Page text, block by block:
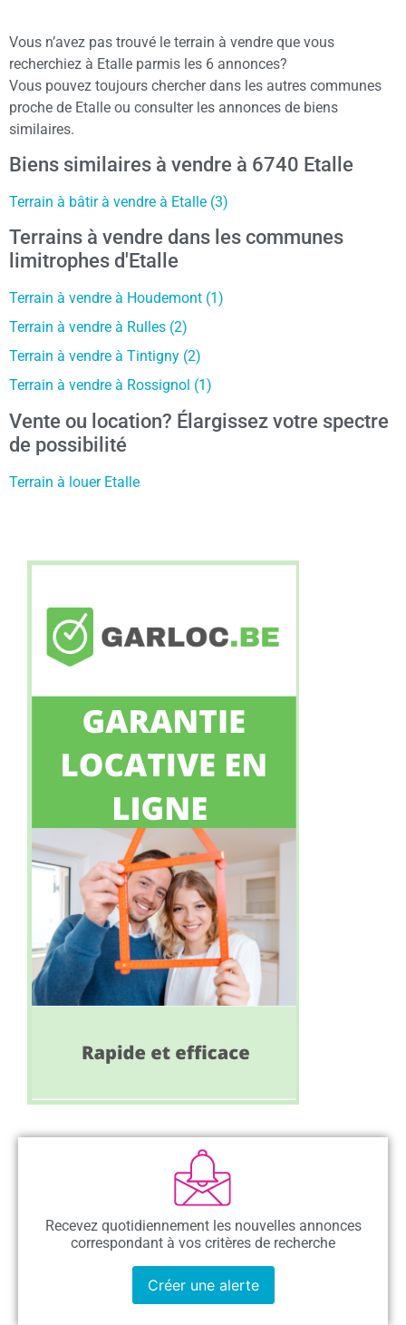
Vous n’avez pas trouvé le terrain à vendre que vous
recherchiez à Etalle parmis les 6 annonces?
Vous pouvez toujours chercher dans les autres communes
proche de Etalle ou consulter les annonces de biens
similaires.
Biens similaires à vendre à 6740 Etalle
Terrain à bâtir à vendre à Etalle (3)
Terrains à vendre dans les communes
limitrophes d'Etalle
Terrain à vendre à Houdemont (1)
Terrain à vendre à Rulles (2)
Terrain à vendre à Tintigny (2)
Terrain à vendre à Rossignol (1)
Vente ou location? Élargissez votre spectre
de possibilité
Terrain à louer Etalle
Recevez quotidiennement les nouvelles annonces
correspondant à vos critères de recherche
Créer une alerte